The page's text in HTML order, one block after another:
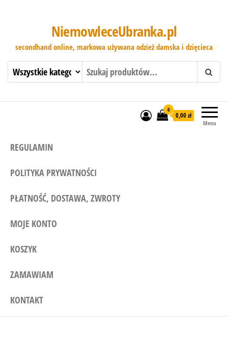
NiemowleceUbranka.pl
secondhand online, markowa używana odzież damska i dzięcieca
Menu
0
0,00 zł
REGULAMIN
POLITYKA PRYWATNOŚCI
PŁATNOŚĆ, DOSTAWA, ZWROTY
MOJE KONTO
KOSZYK
ZAMAWIAM
KONTAKT